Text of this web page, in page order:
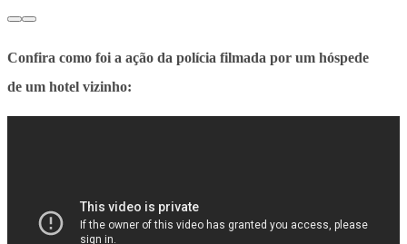
Confira como foi a ação da polícia filmada por um hóspede
de um hotel vizinho: